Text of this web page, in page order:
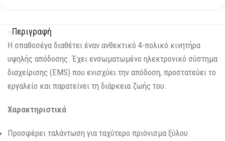
Περιγραφή
Η σπαθοσέγα διαθέτει έναν ανθεκτικό 4-πολικό κινητήρα
υψηλής απόδοσης. Έχει ενσωματωμένο ηλεκτρονικό σύστημα
διαχείρισης (EMS) που ενισχύει την απόδοση, προστατεύει το
εργαλείο και παρατείνει τη διάρκεια ζωής του.
Χαρακτηριστικά
Προσφέρει ταλάντωση για ταχύτερο πριόνισμα ξύλου.